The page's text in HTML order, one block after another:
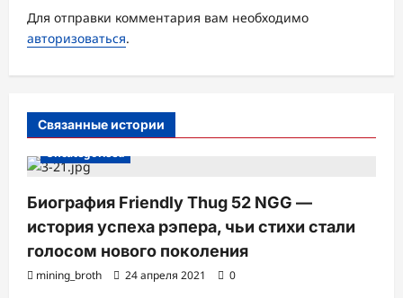
з
а
и
Для отправки комментария вам необходимо
авторизоваться.
Связанные истории
Uncategorised
Биография Friendly Thug 52 NGG —
история успеха рэпера, чьи стихи стали
голосом нового поколения
mining_broth 24 апреля 2021 0